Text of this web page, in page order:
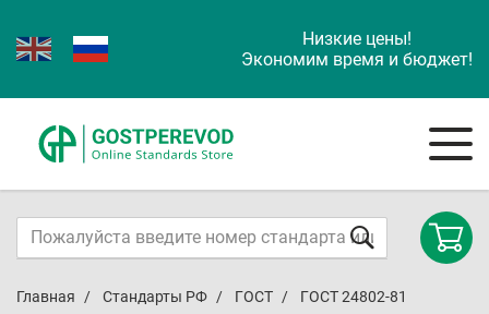
Низкие цены!
Экономим время и бюджет!
Главная Стандарты РФ ГОСТ ГОСТ 24802-81